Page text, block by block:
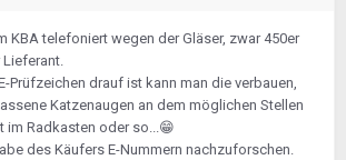
KBA telefoniert wegen der Gläser, zwar 450er
Lieferant.
Prüfzeichen drauf ist kann man die verbauen,
Katzenaugen an dem möglichen Stellen
im Radkasten oder so...😁
des Käufers E-Nummern nachzuforschen.